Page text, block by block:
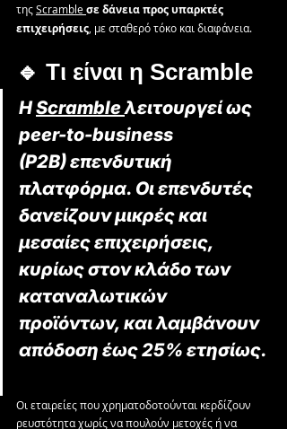
της Scramble σε δάνεια προς υπαρκτές
επιχειρήσεις , με σταθερό τόκο και διαφάνεια.
🔹 Τι είναι η Scramble
Η Scramble λειτουργεί ως
peer-to-business
(P2B) επενδυτική
πλατφόρμα. Οι επενδυτές
δανείζουν μικρές και
μεσαίες επιχειρήσεις,
κυρίως στον κλάδο των
καταναλωτικών
προϊόντων, και λαμβάνουν
απόδοση έως 25% ετησίως.
Οι εταιρείες που χρηματοδοτούνται κερδίζουν
ρευστότητα χωρίς να πουλούν μετοχές ή να